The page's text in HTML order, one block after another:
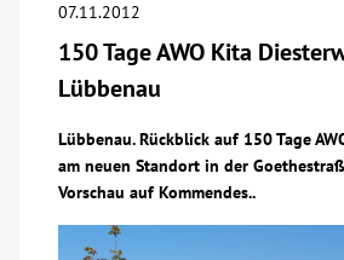
Beratung & Hilfe
Begegnung
Bildung
07.11.2012
150 Tage AWO Kita
Lübbenau
Lübbenau. Rückblick auf 150 Tage
am neuen Standort in der
Vorschau auf Kommendes..